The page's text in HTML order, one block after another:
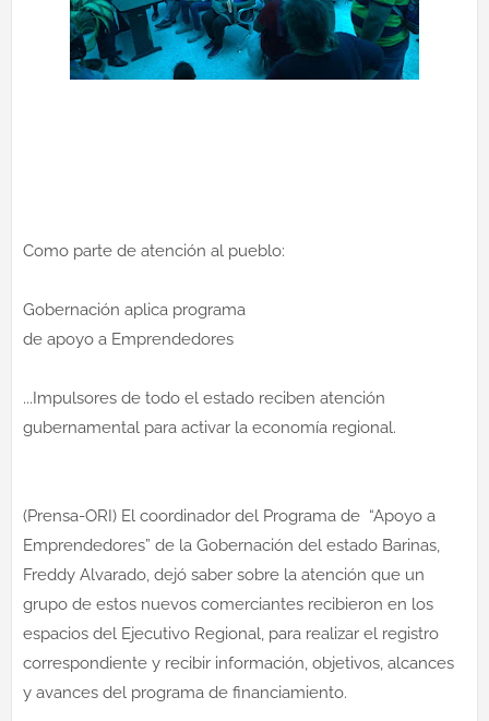
Como parte de atención al pueblo:
Gobernación aplica programa
de apoyo a Emprendedores
...Impulsores de todo el estado reciben atención
gubernamental para activar la economía regional.
(Prensa-ORI) El coordinador del Programa de “Apoyo a
Emprendedores” de la Gobernación del estado Barinas,
Freddy Alvarado, dejó saber sobre la atención que un
grupo de estos nuevos comerciantes recibieron en los
espacios del Ejecutivo Regional, para realizar el registro
correspondiente y recibir información, objetivos, alcances
y avances del programa de financiamiento.